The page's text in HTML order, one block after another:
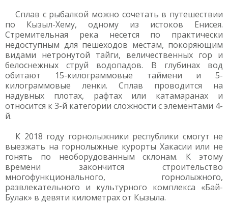
Сплав с рыбалкой можно сочетать в путешествии
по Кызыл-Хему, одному из истоков Енисея.
Стремительная река несется по практически
недоступным для пешеходов местам, покоряющим
видами нетронутой тайги, величественных гор и
белоснежных струй водопадов. В глубинах вод
обитают 15-килограммовые таймени и 5-
килограммовые ленки. Сплав проводится на
надувных плотах, рафтах или катамаранах и
относится к 3-й категории сложности с элементами 4-
й.
К 2018 году горнолыжники республики смогут не
выезжать на горнолыжные курорты Хакасии или не
гонять по необорудованным склонам. К этому
времени закончится строительство
многофункционального, горнолыжного,
развлекательного и культурного комплекса «Бай-
Булак» в девяти километрах от Кызыла.